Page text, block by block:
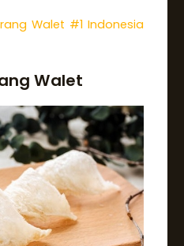
Walet #1 Indonesia
Walet